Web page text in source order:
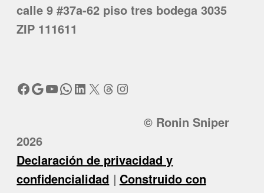
calle 9 #37a-62 piso tres bodega 3035
ZIP 111611
Facebook
Google
YouTube
WhatsApp
LinkedIn
X Threads
Instagram
© Ronin Sniper
2026
Declaración de privacidad y
confidencialidad
Construido con